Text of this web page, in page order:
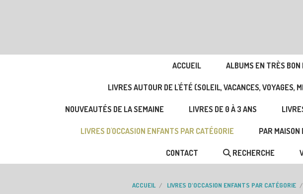
ACCUEIL ALBUMS EN TRÈS
LIVRES AUTOUR DE L'ÉTÉ (SOLEIL, VACANCES, VOYAGES,
NOUVEAUTÉS DE LA SEMAINE LIVRES DE 0 À 3 ANS
LIVRES D'OCCASION ENFANTS PAR CATÉGORIE PAR MAISON
CONTACT RECHERCHE
ACCUEIL LIVRES D'OCCASION ENFANTS PAR CATÉGORIE